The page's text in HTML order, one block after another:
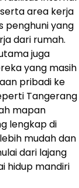
area kerja
penghuni yang
dari rumah.
juga
yang masih
pribadi ke
Tangerang
mapan
lengkap di
mudah dan
dari lajang
hidup mandiri